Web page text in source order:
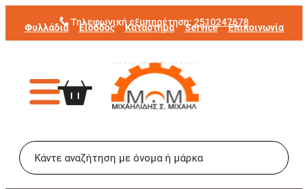
Μετάβαση
στο
Τηλεφωνική εξυπηρέτηση: 2510247678
Φυλλάδια Είσοδος Κατάστημα Service Επικοινωνία